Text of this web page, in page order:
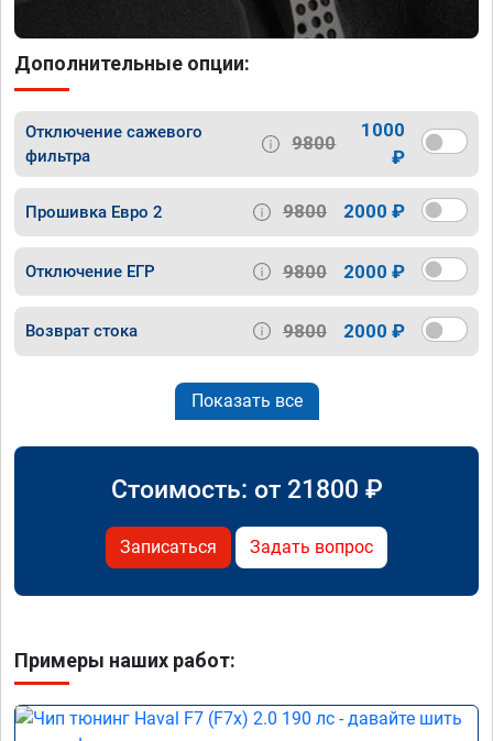
Дополнительные опции:
Отключение сажевого
фильтра
9800
1000
₽
Прошивка Евро 2 9800 2000 ₽
Отключение ЕГР 9800 2000 ₽
Возврат стока 9800 2000 ₽
Показать все
Стоимость: от 21800 ₽
Записаться Задать вопрос
Примеры наших работ: